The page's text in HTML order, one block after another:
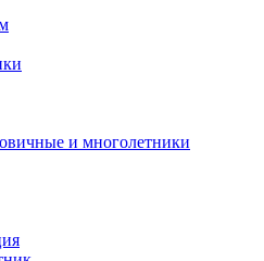
и многолетники